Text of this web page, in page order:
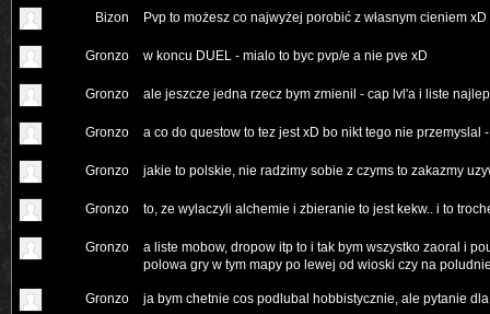
Bizon Pvp to możesz co najwyżej porobić z własnym cieniem xD
Gronzo w koncu DUEL - mialo to byc pvp/e a nie pve xD
Gronzo ale jeszcze jedna rzecz bym zmienil - cap lvl'a i liste
Gronzo a co do questow to tez jest xD bo nikt tego nie
Gronzo jakie to polskie, nie radzimy sobie z czyms to zakazmy
Gronzo to, ze wylaczyli alchemie i zbieranie to jest kekw.. i to
Gronzo
a liste mobow, dropow itp to i tak bym wszystko zaoral i
polowa gry w tym mapy po lewej od wioski czy na
Gronzo ja bym chetnie cos podlubal hobbistycznie, ale pytanie